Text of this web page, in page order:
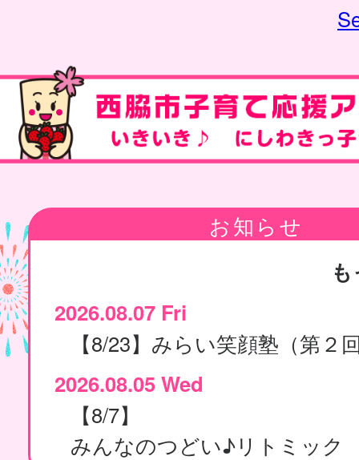
お知らせ
2026.08.07 Fri
【8/23】みらい笑顔塾（第２
2026.08.05 Wed
【8/7】
みんなのつどい♪リトミック